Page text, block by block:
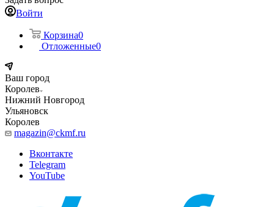
Войти
Корзина0
Отложенные0
Ваш город
Королев
Нижний Новгород
Ульяновск
Королев
magazin@ckmf.ru
Вконтакте
Telegram
YouTube